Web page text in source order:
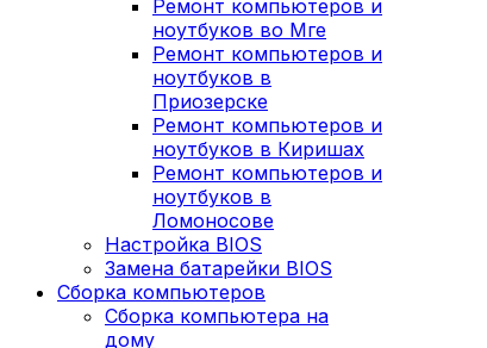
Ремонт компьютеров и
ноутбуков во Мге
Ремонт компьютеров и
ноутбуков в
Приозерске
Ремонт компьютеров и
ноутбуков в Киришах
Ремонт компьютеров и
ноутбуков в
Ломоносове
Настройка BIOS
Замена батарейки BIOS
Сборка компьютеров
Сборка компьютера на
дому